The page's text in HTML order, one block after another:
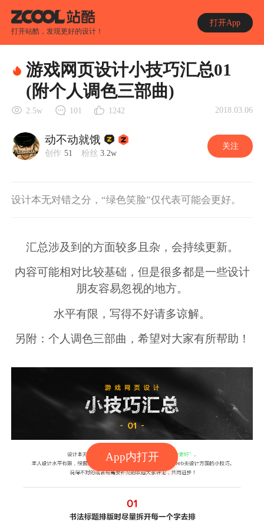
打开站酷，发现更好的设计！
打开App
App内打开
游戏网页设计小技巧汇总01
(附个人调色三部曲)
2.5w 101 1242 2018.03.06
动不动就饿
创作 51 粉丝 3.2w
关注
设计本无对错之分，“绿色笑脸”仅代表可能会更好。
汇总涉及到的方面较多且杂，会持续更新。
内容可能相对比较基础，但是很多都是一些设计
朋友容易忽视的地方。
水平有限，写得不好请多谅解。
另附：个人调色三部曲，希望对大家有所帮助！